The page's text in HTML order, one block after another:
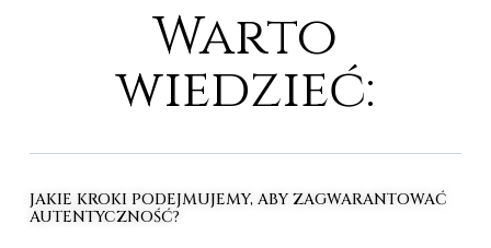
Warto
wiedzieć:
JAKIE KROKI PODEJMUJEMY, ABY ZAGWARANTOWAĆ
AUTENTYCZNOŚĆ?